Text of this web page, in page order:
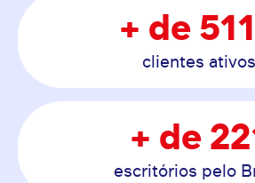
+ de
clientes ativos
+ de
escritórios pelo